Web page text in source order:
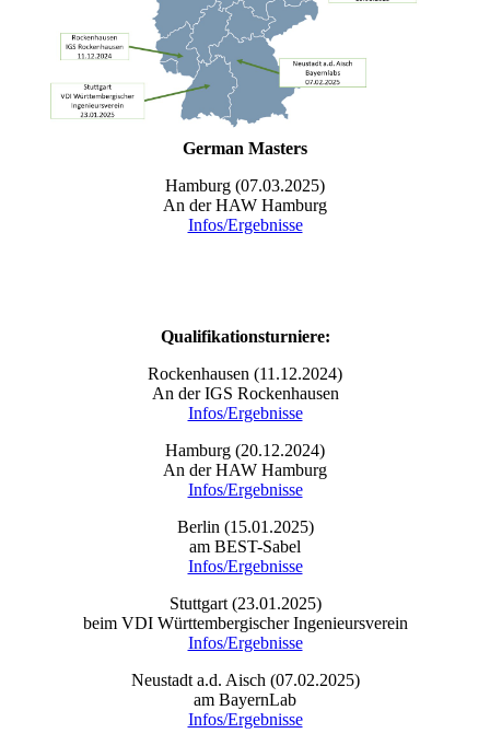
German Masters
Hamburg (07.03.2025)
An der HAW Hamburg
Infos/Ergebnisse
Qualifikationsturniere:
Rockenhausen (11.12.2024)
An der IGS Rockenhausen
Infos/Ergebnisse
Hamburg (20.12.2024)
An der HAW Hamburg
Infos/Ergebnisse
Berlin (15.01.2025)
am BEST-Sabel
Infos/Ergebnisse
Stuttgart (23.01.2025)
beim VDI Württembergischer Ingenieursverein
Infos/Ergebnisse
Neustadt a.d. Aisch (07.02.2025)
am BayernLab
Infos/Ergebnisse